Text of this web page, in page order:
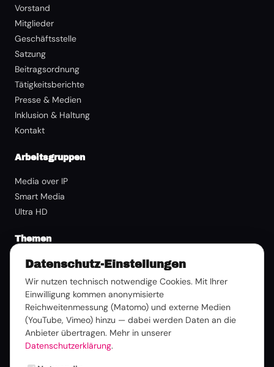
Vorstand
Mitglieder
Geschäftsstelle
Satzung
Beitragsordnung
Tätigkeitsberichte
Presse & Medien
Inklusion & Haltung
Kontakt
Arbeitsgruppen
Media over IP
Smart Media
Ultra HD
Themen
Broschüren & White Paper
Guidelines & Spezifikationen
Branchenkompass & Studien
Pressemitteilungen
Datenschutz-Einstellungen
Wir nutzen technisch notwendige Cookies. Mit Ihrer
Einwilligung kommen anonymisierte
Reichweitenmessung (Matomo) und externe Medien
(YouTube, Vimeo) hinzu — dabei werden Daten an die
Anbieter übertragen. Mehr in unserer
Datenschutzerklärung.